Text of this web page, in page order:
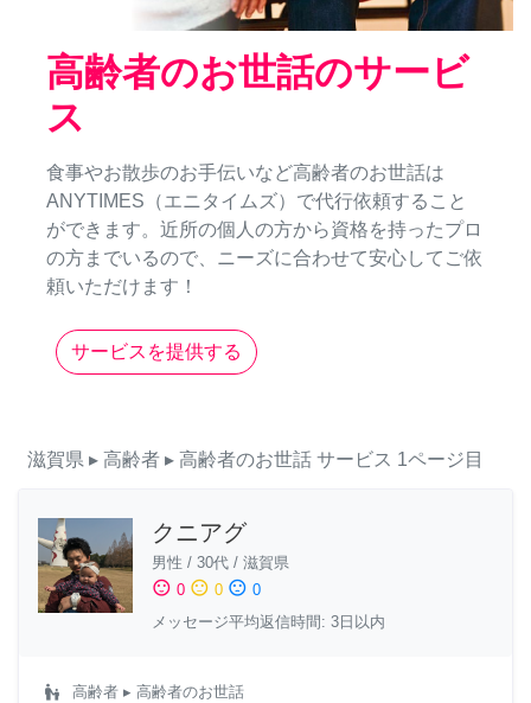
高齢者のお世話のサービ
ス
食事やお散歩のお手伝いなど高齢者のお世話は
ANYTIMES（エニタイムズ）で代行依頼すること
ができます。近所の個人の方から資格を持ったプロ
の方までいるので、ニーズに合わせて安心してご依
頼いただけます！
サービスを提供する
滋賀県 ▸ 高齢者 ▸ 高齢者のお世話 サービス 1ページ目
クニアグ
男性 / 30代 / 滋賀県
sentiment_satisfied 0 sentiment_neutral 0 sentiment_dissatisfied 0
メッセージ平均返信時間: 3日以内
escalator_warning 高齢者 ▸ 高齢者のお世話